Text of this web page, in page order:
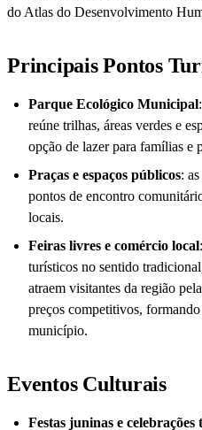
do Atlas do Desenvolvimento
Principais Pontos
Parque Ecológico Municipal
reúne trilhas, áreas verdes e
opção de lazer para famílias e
Praças e espaços públicos:
pontos de encontro
locais.
Feiras livres e comércio local
turísticos no sentido
atraem visitantes da região
preços competitivos,
município.
Eventos Culturais
Festas juninas e celebrações